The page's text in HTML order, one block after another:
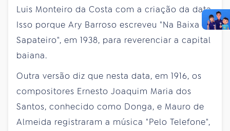
Luis Monteiro da Costa com a criação da data.
Isso porque Ary Barroso escreveu "Na Baixa do
Sapateiro", em 1938, para reverenciar a capital
baiana.
Outra versão diz que nesta data, em 1916, os
compositores Ernesto Joaquim Maria dos
Santos, conhecido como Donga, e Mauro de
Almeida registraram a música "Pelo Telefone",